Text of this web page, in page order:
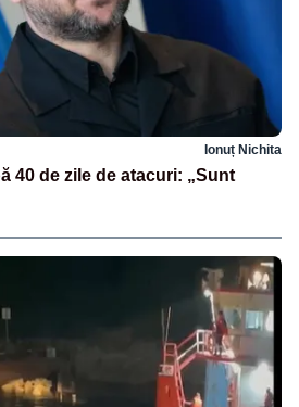
Ionuț Nichita
40 de zile de atacuri: „Sunt